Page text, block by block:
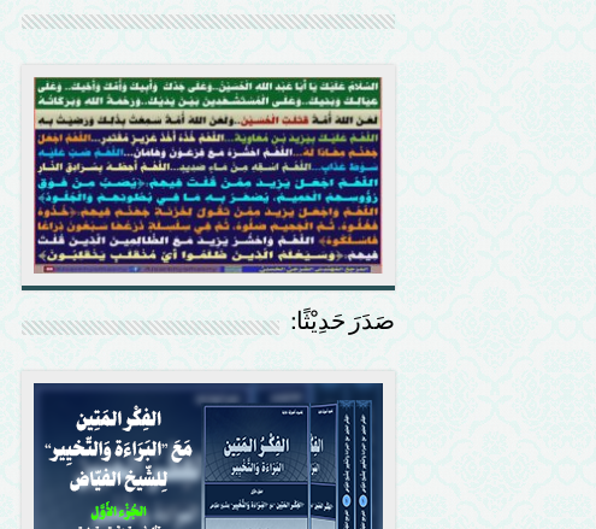
صَدَرَ حَدِيْثًا: